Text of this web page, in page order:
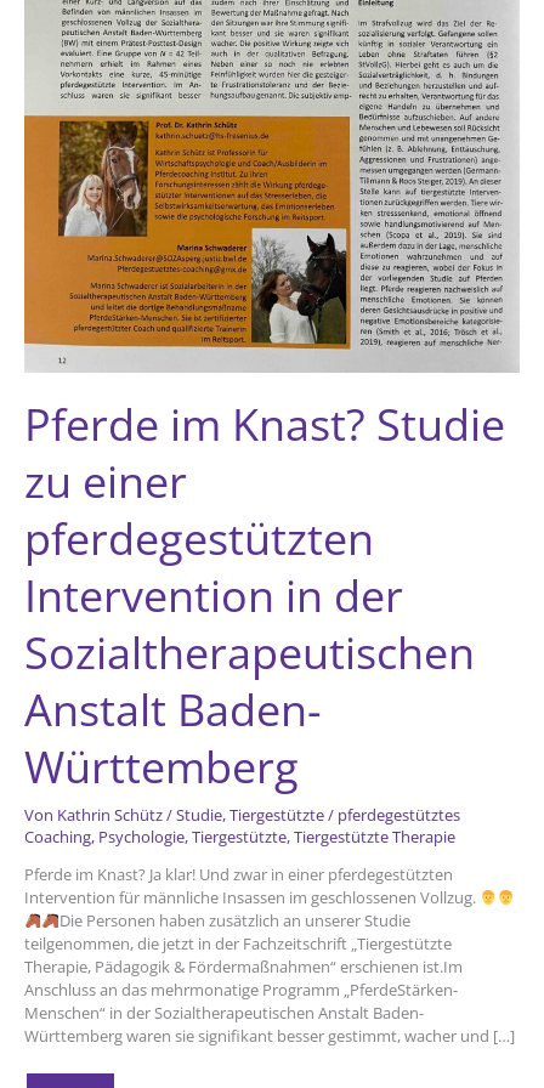
Pferde im Knast? Studie
zu einer
pferdegestützten
Intervention in der
Sozialtherapeutischen
Anstalt Baden-
Württemberg
Von Kathrin Schütz/Studie,Tiergestützte/ pferdegestütztes
Coaching, Psychologie,Tiergestützte,Tiergestützte Therapie
Pferde im Knast? Ja klar! Und zwar in einer pferdegestützten
Intervention für männliche Insassen im geschlossenen Vollzug.
Die Personen haben zusätzlich an unserer Studie
teilgenommen, die jetzt in der Fachzeitschrift „Tiergestützte
Therapie, Pädagogik & Fördermaßnahmen“ erschienen ist.Im
Anschluss an das mehrmonatige Programm „PferdeStärken-
Menschen“ in der Sozialtherapeutischen Anstalt Baden-
Württemberg waren sie signifikant besser gestimmt, wacher und […]